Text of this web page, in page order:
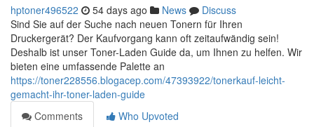
hptoner496522 54 days ago News
Discuss
Sind Sie auf der Suche nach neuen Tonern für Ihren
Druckergerät? Der Kaufvorgang kann oft zeitaufwändig sein!
Deshalb ist unser Toner-Laden Guide da, um Ihnen zu helfen. Wir
bieten eine umfassende Palette an
https://toner228556.blogacep.com/47393922/tonerkauf-leicht-
gemacht-ihr-toner-laden-guide
Comments
Who Upvoted